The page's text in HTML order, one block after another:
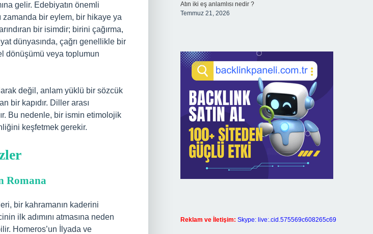
gelir. Edebiyatın önemli
zamanda bir eylem, bir hikaye ya
bir isimdir; birini çağırma,
dünyasında, çağrı genellikle bir
dönüşümü veya toplumun
değil, anlam yüklü bir sözcük
bir kapıdır. Diller arası
Bu nedenle, bir ismin etimolojik
keşfetmek gerekir.
Romana
bir kahramanın kaderini
ilk adımını atmasına neden
Homeros’un İlyada ve
Atın iki eş anlamlısı nedir ?
Temmuz 21, 2026
Reklam ve İletişim: Skype: live:.cid.575569c608265c69